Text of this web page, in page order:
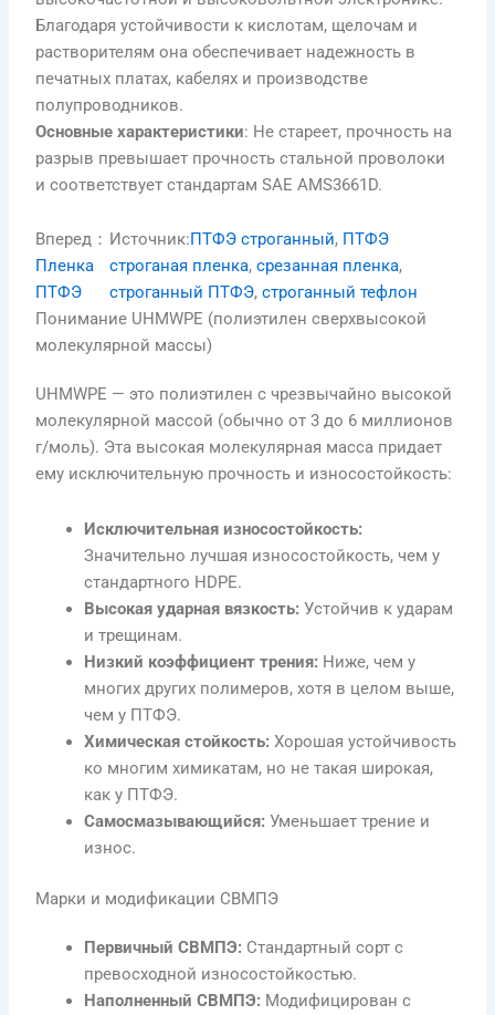
Благодаря устойчивости к кислотам, щелочам и
растворителям она обеспечивает надежность в
печатных платах, кабелях и производстве
полупроводников.
Основные характеристики: Не стареет, прочность на
разрыв превышает прочность стальной проволоки
и соответствует стандартам SAE AMS3661D.
Вперед：
Пленка
ПТФЭ
Источник:ПТФЭ строганный, ПТФЭ
строганая пленка, срезанная пленка,
строганный ПТФЭ, строганный тефлон
Понимание UHMWPE (полиэтилен сверхвысокой
молекулярной массы)
UHMWPE — это полиэтилен с чрезвычайно высокой
молекулярной массой (обычно от 3 до 6 миллионов
г/моль). Эта высокая молекулярная масса придает
ему исключительную прочность и износостойкость:
Исключительная износостойкость:
Значительно лучшая износостойкость, чем у
стандартного HDPE.
Высокая ударная вязкость: Устойчив к ударам
и трещинам.
Низкий коэффициент трения: Ниже, чем у
многих других полимеров, хотя в целом выше,
чем у ПТФЭ.
Химическая стойкость: Хорошая устойчивость
ко многим химикатам, но не такая широкая,
как у ПТФЭ.
Самосмазывающийся: Уменьшает трение и
износ.
Марки и модификации СВМПЭ
Первичный СВМПЭ: Стандартный сорт с
превосходной износостойкостью.
Наполненный СВМПЭ: Модифицирован с